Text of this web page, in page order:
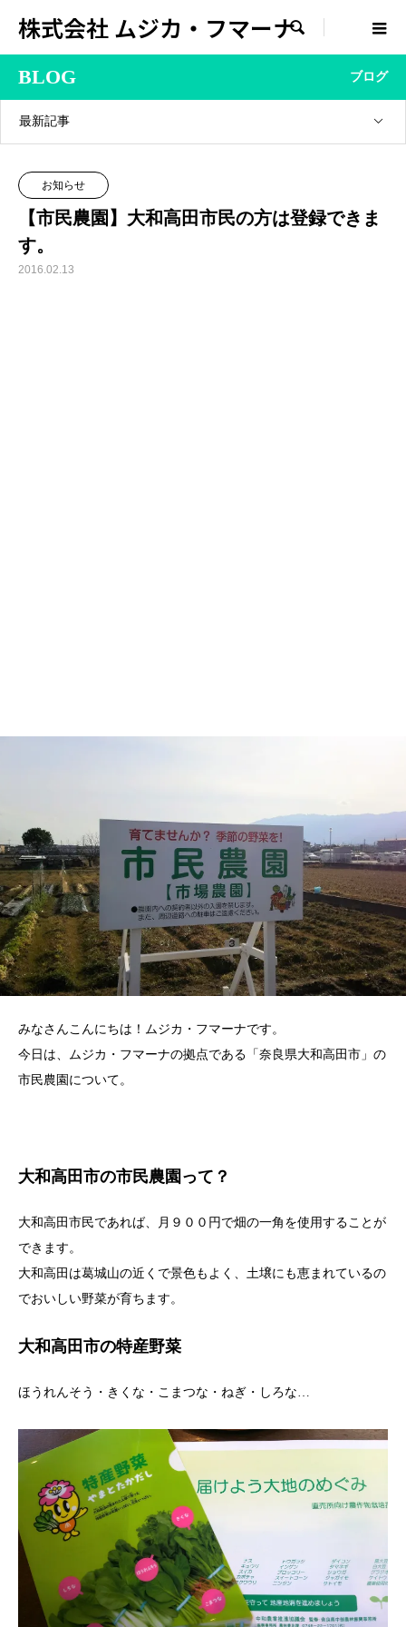
株式会社 ムジカ・フマーナ
BLOG ブログ
最新記事
お知らせ
【市民農園】大和高田市民の方は登録できま
す。
2016.02.13
みなさんこんにちは！ムジカ・フマーナです。
今日は、ムジカ・フマーナの拠点である「奈良県大和高田市」の
市民農園について。
大和高田市の市民農園って？
大和高田市民であれば、月９００円で畑の一角を使用することが
できます。
大和高田は葛城山の近くで景色もよく、土壌にも恵まれているの
でおいしい野菜が育ちます。
大和高田市の特産野菜
ほうれんそう・きくな・こまつな・ねぎ・しろな…